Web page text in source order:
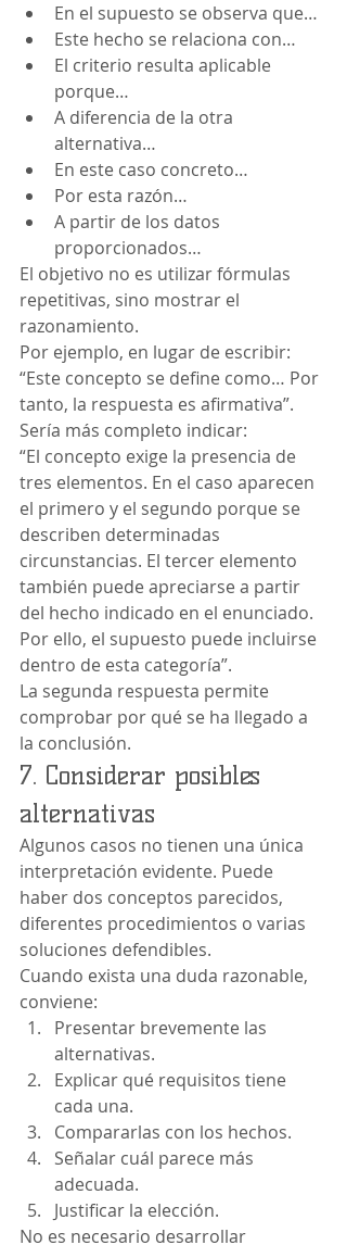
En el supuesto se observa que…
Este hecho se relaciona con…
El criterio resulta aplicable
porque…
A diferencia de la otra
alternativa…
En este caso concreto…
Por esta razón…
A partir de los datos
proporcionados…
El objetivo no es utilizar fórmulas
repetitivas, sino mostrar el
razonamiento.
Por ejemplo, en lugar de escribir:
“Este concepto se define como… Por
tanto, la respuesta es afirmativa”.
Sería más completo indicar:
“El concepto exige la presencia de
tres elementos. En el caso aparecen
el primero y el segundo porque se
describen determinadas
circunstancias. El tercer elemento
también puede apreciarse a partir
del hecho indicado en el enunciado.
Por ello, el supuesto puede incluirse
dentro de esta categoría”.
La segunda respuesta permite
comprobar por qué se ha llegado a
la conclusión.
7. Considerar posibles
alternativas
Algunos casos no tienen una única
interpretación evidente. Puede
haber dos conceptos parecidos,
diferentes procedimientos o varias
soluciones defendibles.
Cuando exista una duda razonable,
conviene:
Presentar brevemente las
alternativas.
Explicar qué requisitos tiene
cada una.
Compararlas con los hechos.
Señalar cuál parece más
adecuada.
Justificar la elección.
No es necesario desarrollar